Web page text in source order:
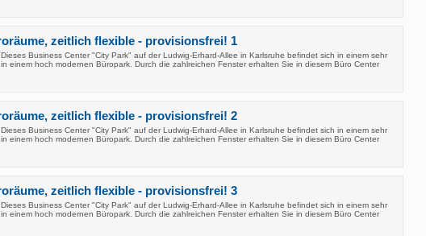
zeitlich flexible - provisionsfrei! 1
Business Center "City Park" auf der Ludwig-Erhard-Allee in Karlsruhe befindet sich in einem sehr
einem hoch modernen Büropark. Durch die zahlreichen Fenster erhalten Sie in diesem Büro Center
zeitlich flexible - provisionsfrei! 2
Business Center "City Park" auf der Ludwig-Erhard-Allee in Karlsruhe befindet sich in einem sehr
einem hoch modernen Büropark. Durch die zahlreichen Fenster erhalten Sie in diesem Büro Center
zeitlich flexible - provisionsfrei! 3
Business Center "City Park" auf der Ludwig-Erhard-Allee in Karlsruhe befindet sich in einem sehr
einem hoch modernen Büropark. Durch die zahlreichen Fenster erhalten Sie in diesem Büro Center